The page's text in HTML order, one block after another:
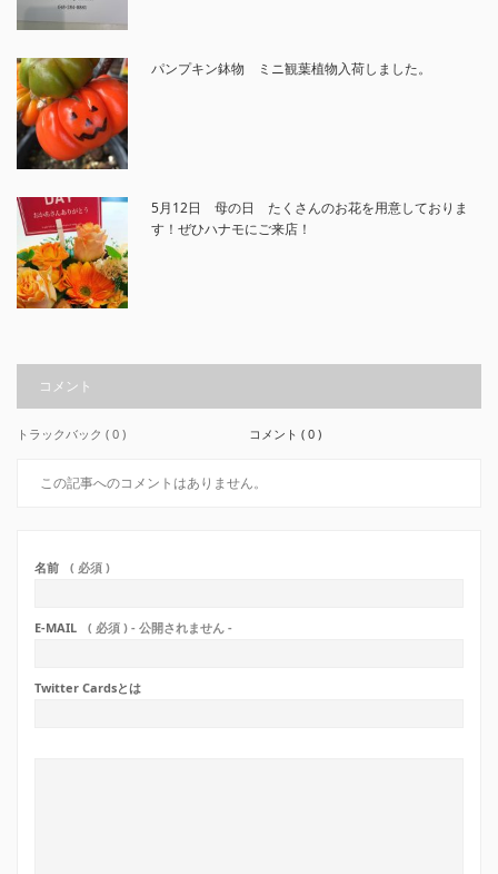
パンプキン鉢物 ミニ観葉植物入荷しました。
5月12日 母の日 たくさんのお花を用意しておりま
す！ぜひハナモにご来店！
コメント
トラックバック ( 0 ) コメント ( 0 )
この記事へのコメントはありません。
名前 ( 必須 )
E-MAIL ( 必須 ) - 公開されません -
Twitter Cardsとは